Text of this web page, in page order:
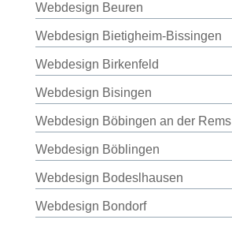
Webdesign Beuren
Webdesign Bietigheim-Bissingen
Webdesign Birkenfeld
Webdesign Bisingen
Webdesign Böbingen an der Rems
Webdesign Böblingen
Webdesign Bodeslhausen
Webdesign Bondorf